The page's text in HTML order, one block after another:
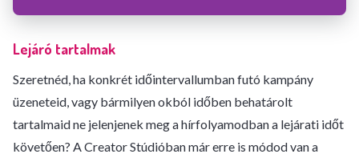
Lejáró tartalmak
Szeretnéd, ha konkrét időintervallumban futó kampány
üzeneteid, vagy bármilyen okból időben behatárolt
tartalmaid ne jelenjenek meg a hírfolyamodban a lejárati időt
követően? A Creator Stúdióban már erre is módod van a